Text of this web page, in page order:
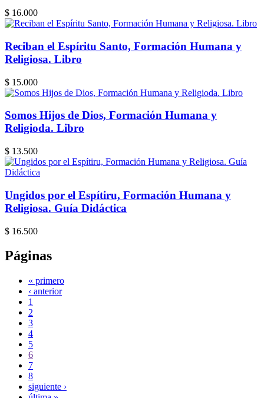
$ 16.000
Reciban el Espíritu Santo, Formación Humana y
Religiosa. Libro
$ 15.000
Somos Hijos de Dios, Formación Humana y
Religioda. Libro
$ 13.500
Ungidos por el Espítiru, Formación Humana y
Religiosa. Guía Didáctica
$ 16.500
Páginas
« primero
‹ anterior
1
2
3
4
5
6
7
8
siguiente ›